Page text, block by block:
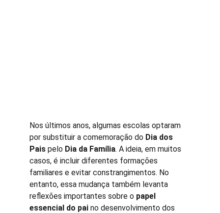
Nos últimos anos, algumas escolas optaram
por substituir a comemoração do Dia dos
Pais pelo Dia da Família. A ideia, em muitos
casos, é incluir diferentes formações
familiares e evitar constrangimentos. No
entanto, essa mudança também levanta
reflexões importantes sobre o papel
essencial do pai no desenvolvimento dos